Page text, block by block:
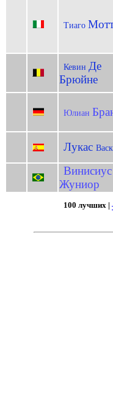
Тиаго
Кевин Де
Брюйне
Юлиан
Лукас
Винисиус
Жуниор
100 лучших |